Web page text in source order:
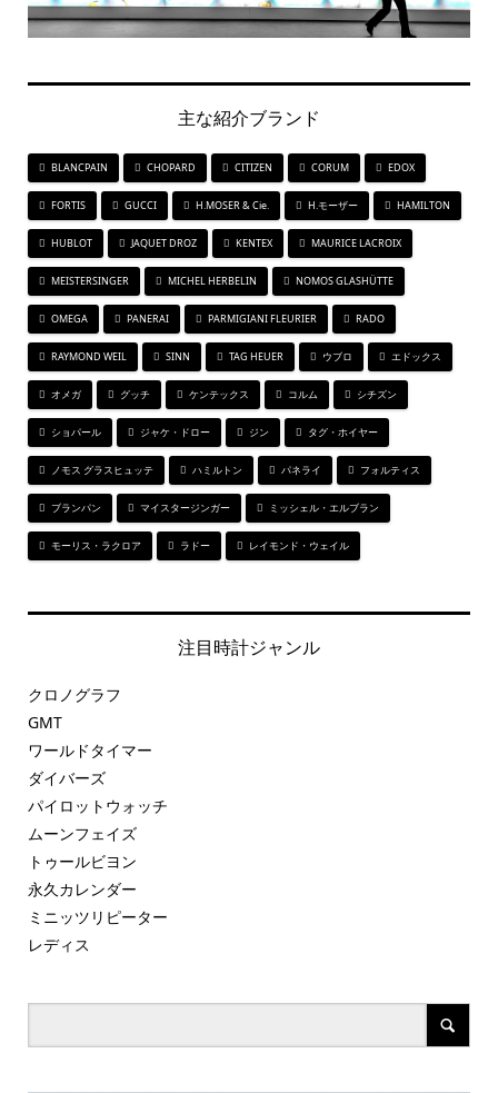
主な紹介ブランド
BLANCPAIN CHOPARD CITIZEN CORUM EDOX
FORTIS GUCCI H.MOSER & Cie. H.モーザー HAMILTON
HUBLOT JAQUET DROZ KENTEX MAURICE LACROIX
MEISTERSINGER MICHEL HERBELIN NOMOS GLASHÜTTE
OMEGA PANERAI PARMIGIANI FLEURIER RADO
RAYMOND WEIL SINN TAG HEUER ウブロ エドックス
オメガ グッチ ケンテックス コルム シチズン
ショパール ジャケ・ドロー ジン タグ・ホイヤー
ノモス グラスヒュッテ ハミルトン パネライ フォルティス
ブランパン マイスタージンガー ミッシェル・エルブラン
モーリス・ラクロア ラドー レイモンド・ウェイル
注目時計ジャンル
クロノグラフ
GMT
ワールドタイマー
ダイバーズ
パイロットウォッチ
ムーンフェイズ
トゥールビヨン
永久カレンダー
ミニッツリピーター
レディス